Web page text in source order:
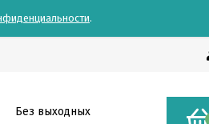
.
Без выходных